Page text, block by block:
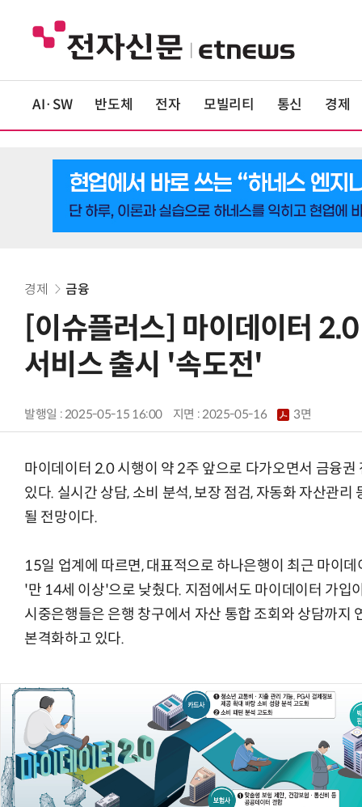
AI·SW 반도체 전자 모빌리티 통신 경제
경제 금융
[이슈플러스] 마이데이터
서비스 출시 '속도전'
발행일 : 2025-05-15 16:00 지면 :2025-05-16 3면
마이데이터 2.0 시행이 약 2주 앞으로 다가오면서 금융
있다. 실시간 상담, 소비 분석, 보장 점검, 자동화 자산관
될 전망이다.
15일 업계에 따르면, 대표적으로 하나은행이 최근 마이
'만 14세 이상'으로 낮췄다. 지점에서도 마이데이터 가입
시중은행들은 은행 창구에서 자산 통합 조회와 상담까지
본격화하고 있다.